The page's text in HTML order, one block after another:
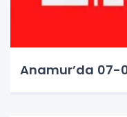
Anamur’da 07-